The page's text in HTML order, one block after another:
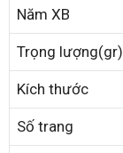
Năm XB
Trọng lượng(gr)
Kích thước
Số trang